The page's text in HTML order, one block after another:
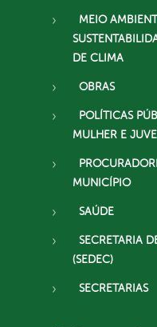
MEIO
DE CLIMA
OBRAS
POLÍTICAS
MULHER E
MUNICÍPIO
SAÚDE
SECRETARIA
(SEDEC)
SECRETARIAS